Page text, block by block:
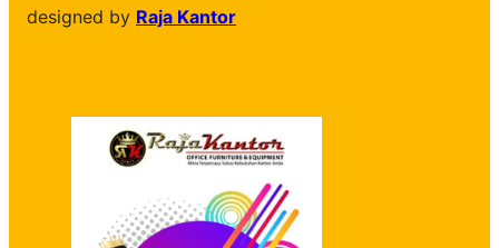
designed by Raja Kantor